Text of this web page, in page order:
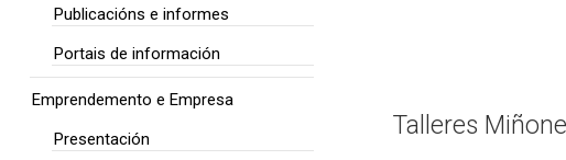
Talleres
Publicacións e informes
Portais de información
Emprendemento e Empresa
Presentación